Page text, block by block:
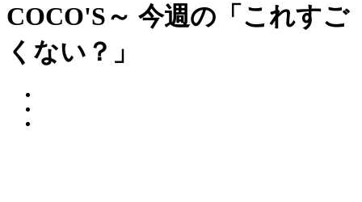
COCO'S～ 今週の「これすご
くない？」